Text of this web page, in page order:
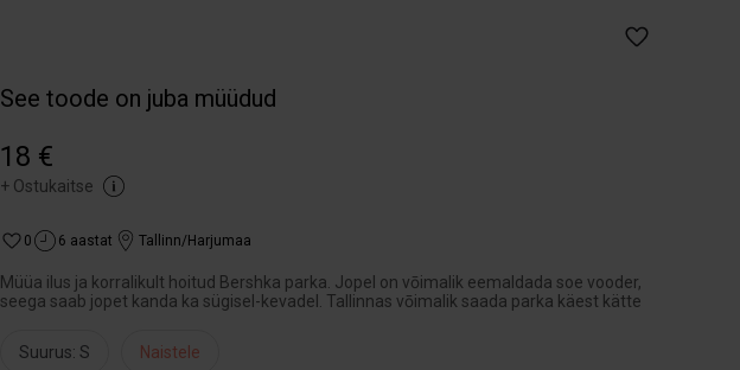
See toode on juba müüdud
18 €
+ Ostukaitse
0 6 aastat Tallinn/Harjumaa
Müüa ilus ja korralikult hoitud Bershka parka. Jopel on vōimalik eemaldada soe vooder,
seega saab jopet kanda ka sügisel-kevadel. Tallinnas vōimalik saada parka käest kätte
Suurus: S Naistele